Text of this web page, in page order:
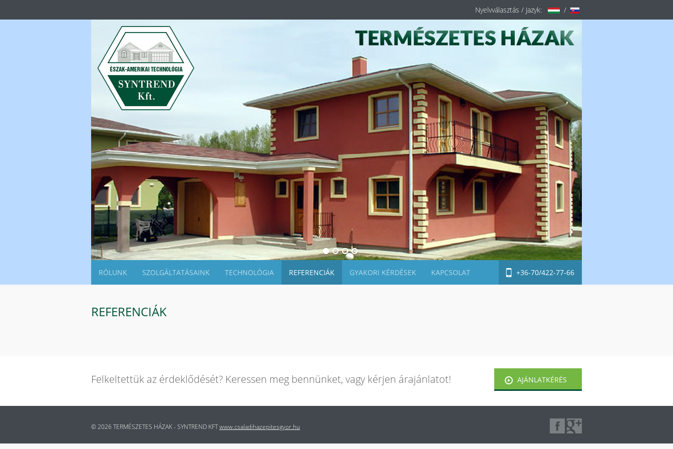
Nyelvválasztás / Jazyk: /
RÓLUNK SZOLGÁLTATÁSAINK TECHNOLÓGIA REFERENCIÁK GYAKORI KÉRDÉSEK KAPCSOLAT +36-70/422-77-66
REFERENCIÁK
Felkeltettük az érdeklődését? Keressen meg bennünket, vagy kérjen árajánlatot! AJÁNLATKÉRÉS
© 2026 TERMÉSZETES HÁZAK - SYNTREND KFTwww.csaladihazepitesgyor.hu